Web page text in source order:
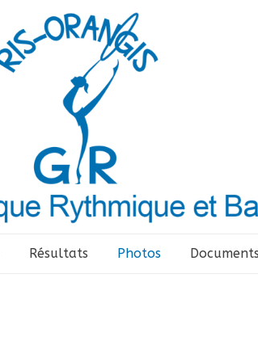
Résultats Photos